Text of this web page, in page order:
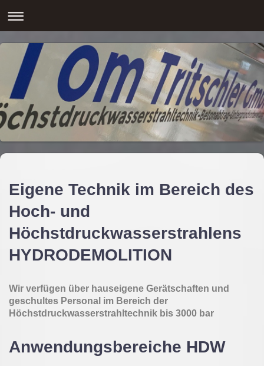
Eigene Technik im Bereich des
Hoch- und
Höchstdruckwasserstrahlens
HYDRODEMOLITION
Wir verfügen über hauseigene Gerätschaften und
geschultes Personal im Bereich der
Höchstdruckwasserstrahltechnik bis 3000 bar
Anwendungsbereiche HDW